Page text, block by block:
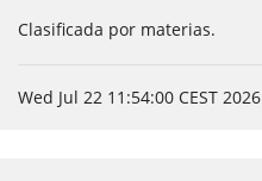
Clasificada por materias.
Wed Jul 22 11:54:00 CEST 2026